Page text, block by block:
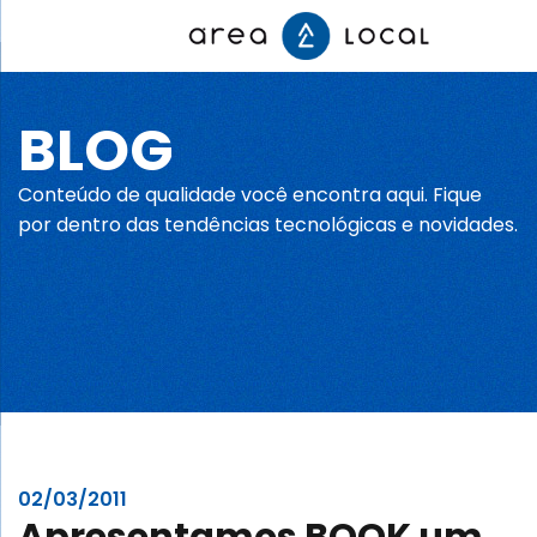
Início
Fale conosco
Portfólio
Sobre nós
BLOG
Conteúdo de qualidade você encontra aqui. Fique
por dentro das tendências tecnológicas e novidades.
02/03/2011